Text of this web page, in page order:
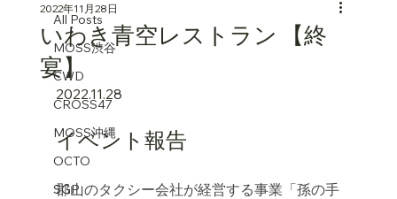
All Posts
MOSS渋谷
CWD
CROSS47
MOSS沖縄
OCTO
SGP
いわき青空レストラン 【終
宴】
2022年11月28日
2022.11.28
イベント報告
郡山のタクシー会社が経営する事業「孫の手